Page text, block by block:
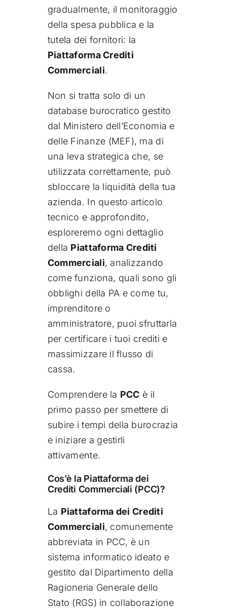
gradualmente, il monitoraggio
della spesa pubblica e la
tutela dei fornitori: la
Piattaforma Crediti
Commerciali.
Non si tratta solo di un
database burocratico gestito
dal Ministero dell’Economia e
delle Finanze (MEF), ma di
una leva strategica che, se
utilizzata correttamente, può
sbloccare la liquidità della tua
azienda. In questo articolo
tecnico e approfondito,
esploreremo ogni dettaglio
della Piattaforma Crediti
Commerciali, analizzando
come funziona, quali sono gli
obblighi della PA e come tu,
imprenditore o
amministratore, puoi sfruttarla
per certificare i tuoi crediti e
massimizzare il flusso di
cassa.
Comprendere la PCC è il
primo passo per smettere di
subire i tempi della burocrazia
e iniziare a gestirli
attivamente.
Cos’è la Piattaforma dei
Crediti Commerciali (PCC)?
La Piattaforma dei Crediti
Commerciali, comunemente
abbreviata in PCC, è un
sistema informatico ideato e
gestito dal Dipartimento della
Ragioneria Generale dello
Stato (RGS) in collaborazione